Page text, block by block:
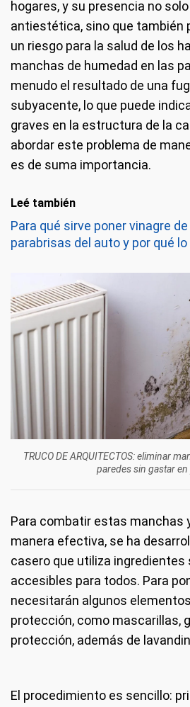
hogares, y su presencia no
antiestética, sino que también
un riesgo para la salud de los
manchas de humedad en las
menudo el resultado de una
subyacente, lo que puede
graves en la estructura de la
abordar este problema de
es de suma importancia.
Leé también
Para qué sirve poner vinagre
parabrisas del auto y por qué
TRUCO DE ARQUITECTOS: eliminar
paredes sin gastar
Para combatir estas manchas
manera efectiva, se ha
casero que utiliza ingredientes
accesibles para todos. Para
necesitarán algunos
protección, como mascarillas,
protección, además de
El procedimiento es sencillo: